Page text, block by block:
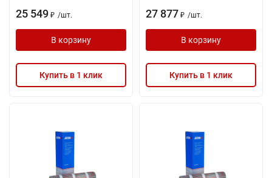
25 549 ₽ /шт.
В корзину
Купить в 1 клик
27 877 ₽ /шт.
В корзину
Купить в 1 клик